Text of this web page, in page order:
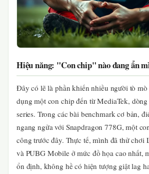
Hiệu năng: "Con chip" nào đang ẩn
Đây có lẽ là phần khiến nhiều người tò
dụng một con chip đến từ MediaTek,
series. Trong các bài benchmark cơ bản,
ngang ngửa với Snapdragon 778G, một
công trước đây. Thực tế, mình đã thử chơi
và PUBG Mobile ở mức đồ họa cao nhất,
ổn định, không hề có hiện tượng giật lag